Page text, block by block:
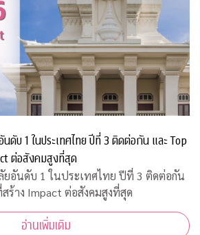
ดับ 1 ในประเทศไทย ปีที่ 3 ติดต่อกัน และ Top
ต่อสังคมสูงที่สุด
ยอันดับ 1 ในประเทศไทย ปีที่ 3 ติดต่อกัน
ร้าง Impact ต่อสังคมสูงที่สุด
อ่านเพิ่มเติม